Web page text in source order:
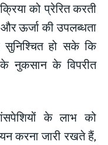
को प्रेरित करती
और ऊर्जा की उपलब्धता
हो सके कि
के नुकसान के विपरीत
के लाभ को
करना जारी रखते हैं,